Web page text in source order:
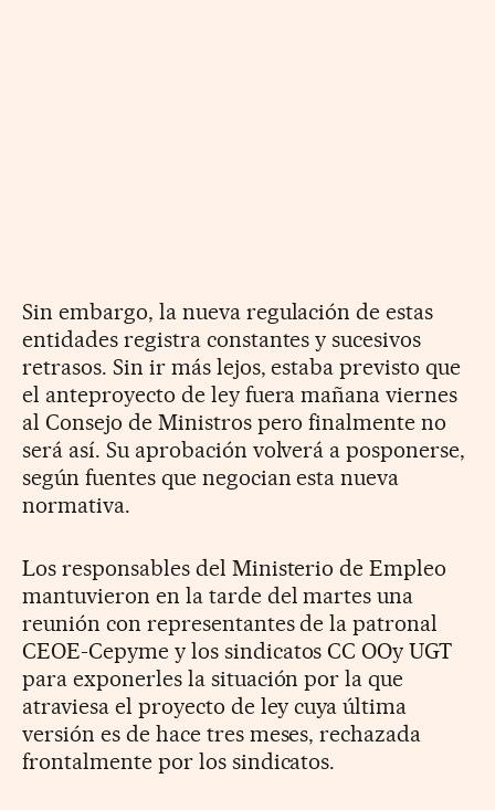
Sin embargo, la nueva regulación de estas
entidades registra constantes y sucesivos
retrasos. Sin ir más lejos, estaba previsto que
el anteproyecto de ley fuera mañana viernes
al Consejo de Ministros pero finalmente no
será así. Su aprobación volverá a posponerse,
según fuentes que negocian esta nueva
normativa.
Los responsables del Ministerio de Empleo
mantuvieron en la tarde del martes una
reunión con representantes de la patronal
CEOE-Cepyme y los sindicatos CC OOy UGT
para exponerles la situación por la que
atraviesa el proyecto de ley cuya última
versión es de hace tres meses, rechazada
frontalmente por los sindicatos.